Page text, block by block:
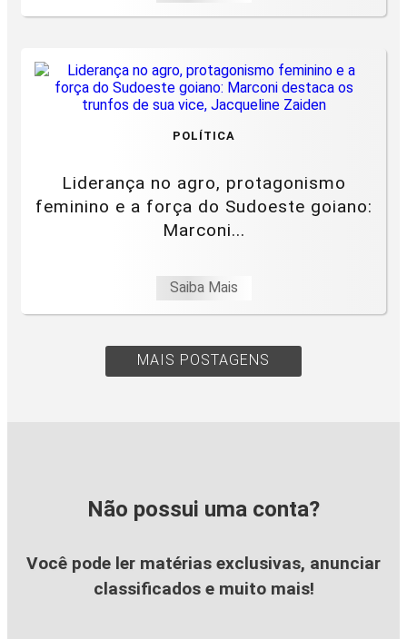
POLÍTICA
Liderança no agro, protagonismo
feminino e a força do Sudoeste goiano:
Marconi...
Saiba Mais
MAIS POSTAGENS
Não possui uma conta?
Você pode ler matérias exclusivas, anunciar
classificados e muito mais!